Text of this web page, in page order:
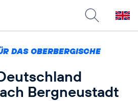
DAS OBERBERGISCHE
Bergneustadt